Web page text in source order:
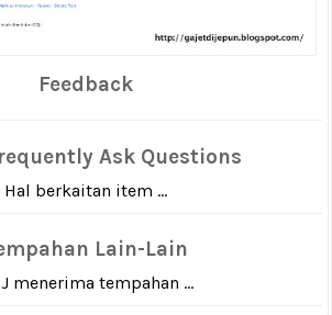
Feedback
Ask Questions
Hal berkaitan item ...
Lain-Lain
menerima tempahan ...